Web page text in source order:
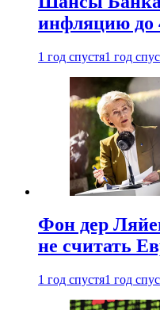
инфляцию до
1 год спустя1 год
Фон дер
не считать
1 год спустя1 год